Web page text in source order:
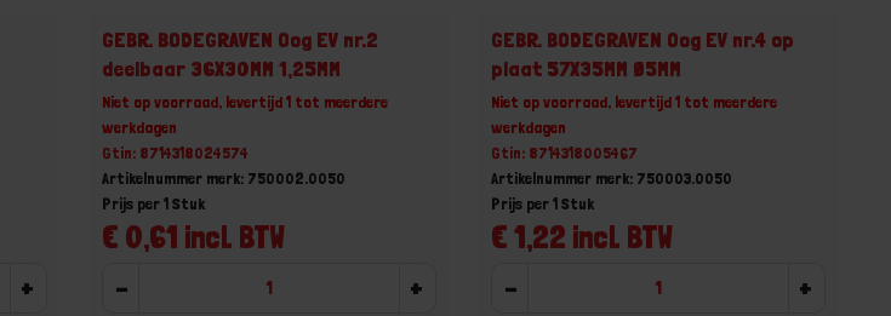
+
GEBR. BODEGRAVEN Oog EV nr.2
deelbaar 36X30MM 1,25MM
Niet op voorraad, levertijd 1 tot meerdere
werkdagen
Gtin: 8714318024574
Artikelnummer merk: 750002.0050
€ 0,61 incl. BTW
Prijs per 1 Stuk
- +
GEBR. BODEGRAVEN Oog EV nr.4 op
plaat 57X35MM Ø5MM
Niet op voorraad, levertijd 1 tot meerdere
werkdagen
Gtin: 8714318005467
Artikelnummer merk: 750003.0050
€ 1,22 incl. BTW
Prijs per 1 Stuk
- +